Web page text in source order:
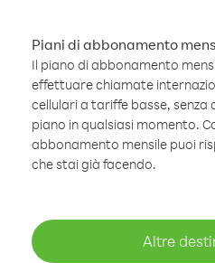
Piani di abbonamento
Il piano di abbonamento
effettuare chiamate
cellulari a tariffe basse, senza
piano in qualsiasi momento.
abbonamento mensile puoi
che stai già facendo.
Altre